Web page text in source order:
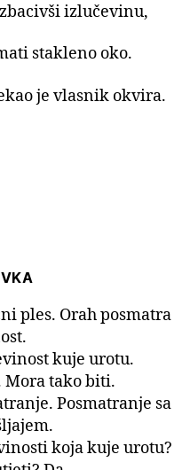
izlučevinu,
stakleno oko.
je vlasnik okvira.
ples. Orah posmatra
kuje urotu.
Mora tako biti.
Posmatranje sa
koja kuje urotu?